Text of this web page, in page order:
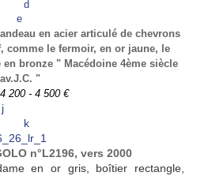
en acier articulé de chevrons
comme le fermoir, en or jaune, le
bronze " Macédoine 4ème siècle
av.J.C. "
200 - 4 500 €
n°L2196, vers 2000
en or gris, boîtier rectangle,